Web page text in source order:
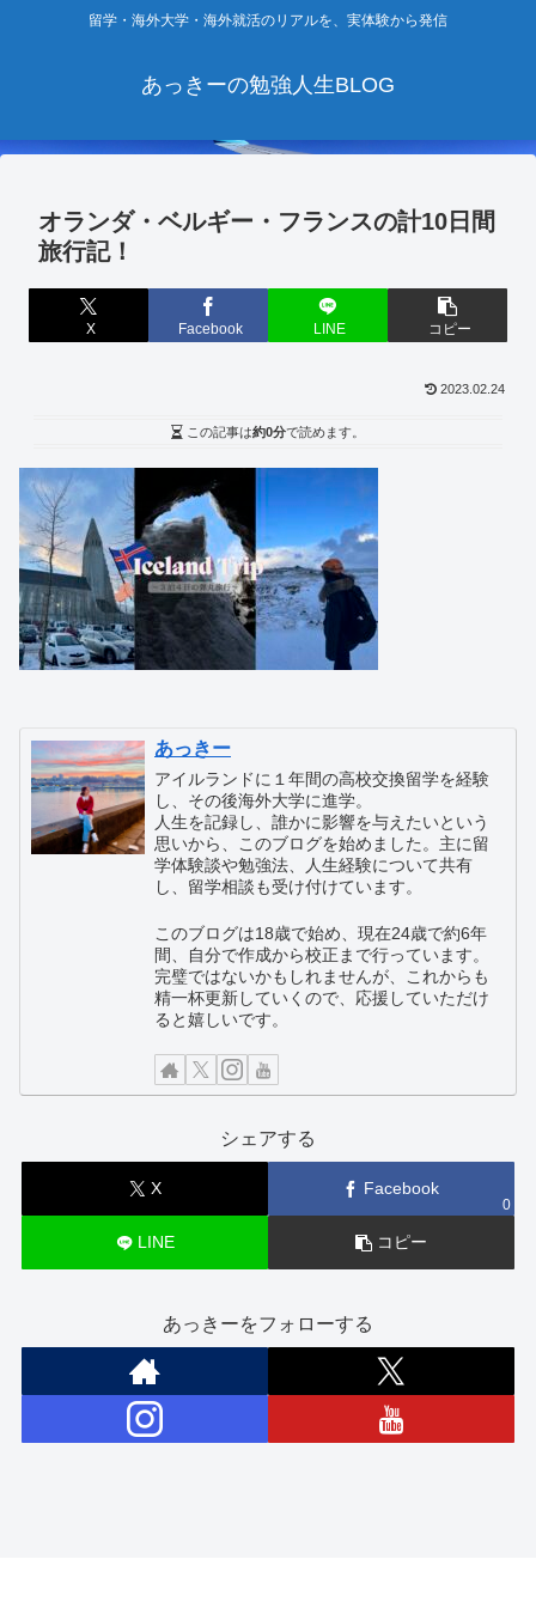
留学・海外大学・海外就活のリアルを、実体験から発信
あっきーの勉強人生BLOG
オランダ・ベルギー・フランスの計10日間
旅行記！
X Facebook LINE コピー
2023.02.24
この記事は約0分で読めます。
あっきー
アイルランドに１年間の高校交換留学を経験
し、その後海外大学に進学。
人生を記録し、誰かに影響を与えたいという
思いから、このブログを始めました。主に留
学体験談や勉強法、人生経験について共有
し、留学相談も受け付けています。
このブログは18歳で始め、現在24歳で約6年
間、自分で作成から校正まで行っています。
完璧ではないかもしれませんが、これからも
精一杯更新していくので、応援していただけ
ると嬉しいです。
シェアする
X Facebook
0
LINE コピー
あっきーをフォローする